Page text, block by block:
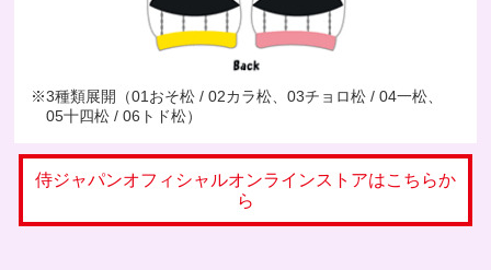
※3種類展開（01おそ松 / 02カラ松、03チョロ松 / 04一松、
05十四松 / 06トド松）
侍ジャパンオフィシャルオンラインストアはこちらか
ら